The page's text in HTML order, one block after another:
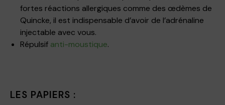
fortes réactions allergiques comme des œdèmes de
Quincke, il est indispensable d’avoir de l’adrénaline
injectable avec vous.
Répulsif anti-moustique.
LES PAPIERS :